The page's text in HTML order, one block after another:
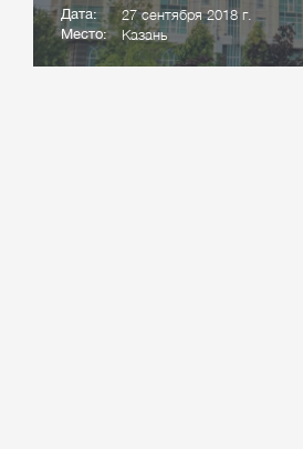
Дата: 27 сентября 2018 г.
Место: Казань